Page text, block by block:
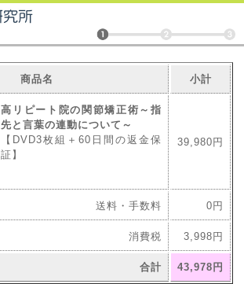
商品名 小計
高リピート院の関節矯正術～指
先と言葉の連動について～
【DVD3枚組＋60日間の返金保
証】
39,980円
送料・手数料 0円
消費税 3,998円
合計 43,978円